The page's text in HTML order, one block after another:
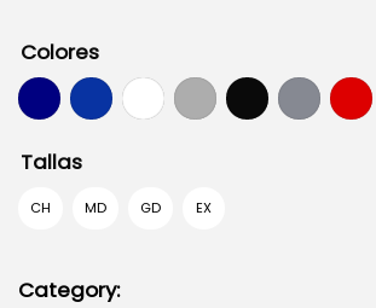
Colores
Tallas
CH MD GD EX
Category: